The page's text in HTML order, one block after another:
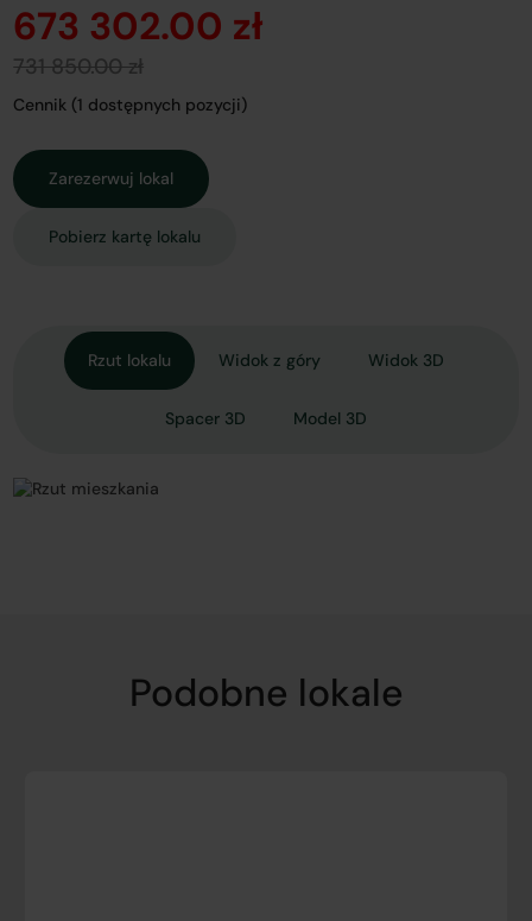
Rzut lokalu Widok z góry Widok 3D
Spacer 3D Model 3D
673 302.00 zł
731 850.00 zł
Cennik (1 dostępnych pozycji)
Zarezerwuj lokal
Pobierz kartę lokalu
Podobne lokale